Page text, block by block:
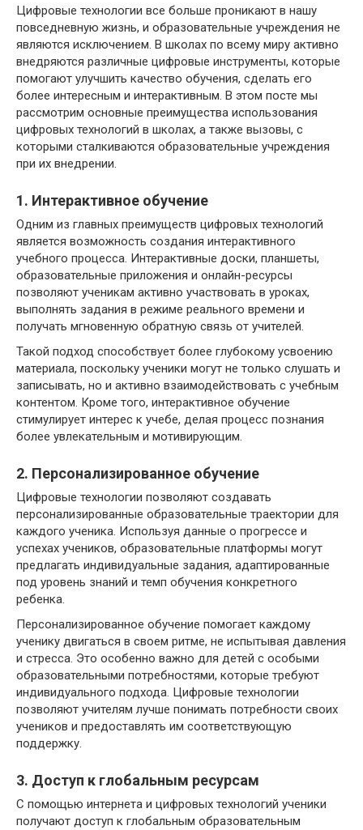
Цифровые технологии все больше проникают в нашу
повседневную жизнь, и образовательные учреждения не
являются исключением. В школах по всему миру активно
внедряются различные цифровые инструменты, которые
помогают улучшить качество обучения, сделать его
более интересным и интерактивным. В этом посте мы
рассмотрим основные преимущества использования
цифровых технологий в школах, а также вызовы, с
которыми сталкиваются образовательные учреждения
при их внедрении.
1. Интерактивное обучение
Одним из главных преимуществ цифровых технологий
является возможность создания интерактивного
учебного процесса. Интерактивные доски, планшеты,
образовательные приложения и онлайн-ресурсы
позволяют ученикам активно участвовать в уроках,
выполнять задания в режиме реального времени и
получать мгновенную обратную связь от учителей.
Такой подход способствует более глубокому усвоению
материала, поскольку ученики могут не только слушать и
записывать, но и активно взаимодействовать с учебным
контентом. Кроме того, интерактивное обучение
стимулирует интерес к учебе, делая процесс познания
более увлекательным и мотивирующим.
2. Персонализированное обучение
Цифровые технологии позволяют создавать
персонализированные образовательные траектории для
каждого ученика. Используя данные о прогрессе и
успехах учеников, образовательные платформы могут
предлагать индивидуальные задания, адаптированные
под уровень знаний и темп обучения конкретного
ребенка.
Персонализированное обучение помогает каждому
ученику двигаться в своем ритме, не испытывая давления
и стресса. Это особенно важно для детей с особыми
образовательными потребностями, которые требуют
индивидуального подхода. Цифровые технологии
позволяют учителям лучше понимать потребности своих
учеников и предоставлять им соответствующую
поддержку.
3. Доступ к глобальным ресурсам
С помощью интернета и цифровых технологий ученики
получают доступ к глобальным образовательным